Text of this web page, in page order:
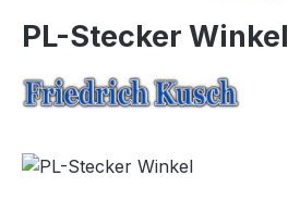
PL-Stecker Winkel
Bildergalerie überspringen